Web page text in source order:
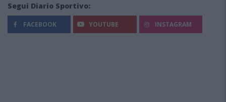
Segui Diario Sportivo:
FACEBOOK YOUTUBE INSTAGRAM